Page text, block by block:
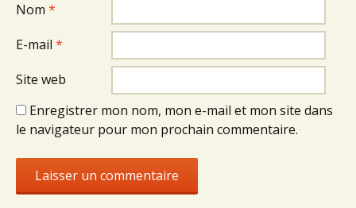
Nom *
E-mail *
Site web
Enregistrer mon nom, mon e-mail et mon site dans
le navigateur pour mon prochain commentaire.